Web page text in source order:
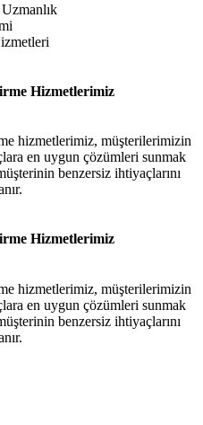
Hizmetlerimiz
hizmetlerimiz, müşterilerimizin
en uygun çözümleri sunmak
benzersiz ihtiyaçlarını
Hizmetlerimiz
hizmetlerimiz, müşterilerimizin
en uygun çözümleri sunmak
benzersiz ihtiyaçlarını